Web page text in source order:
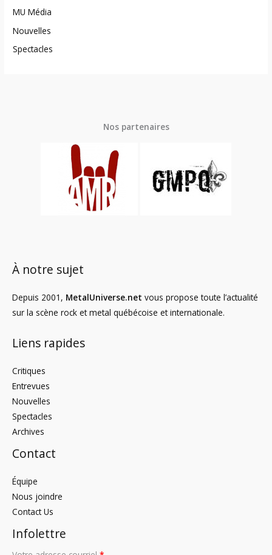
MU Média
Nouvelles
Spectacles
Nos partenaires
À notre sujet
Depuis 2001, MetalUniverse.net vous propose toute l’actualité
sur la scène rock et metal québécoise et internationale.
Liens rapides
Critiques
Entrevues
Nouvelles
Spectacles
Archives
Contact
Équipe
Nous joindre
Contact Us
Infolettre